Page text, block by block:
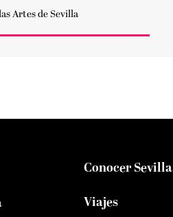
Artes de Sevilla
Conocer Sevilla
Viajes